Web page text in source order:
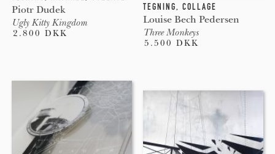
Piotr Dudek
Ugly Kitty Kingdom
2.800 DKK
TEGNING, COLLAGE
Louise Bech Pedersen
Three Monkeys
5.500 DKK